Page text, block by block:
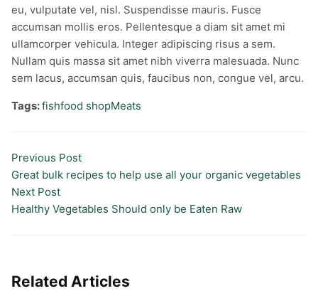
eu, vulputate vel, nisl. Suspendisse mauris. Fusce
accumsan mollis eros. Pellentesque a diam sit amet mi
ullamcorper vehicula. Integer adipiscing risus a sem.
Nullam quis massa sit amet nibh viverra malesuada. Nunc
sem lacus, accumsan quis, faucibus non, congue vel, arcu.
Tags:fishfood shopMeats
Previous Post
Great bulk recipes to help use all your organic vegetables
Next Post
Healthy Vegetables Should only be Eaten Raw
Related Articles